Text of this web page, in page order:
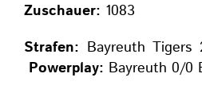
Zuschauer: 1083
Strafen: Bayreuth
Powerplay: Bayreuth 0/0